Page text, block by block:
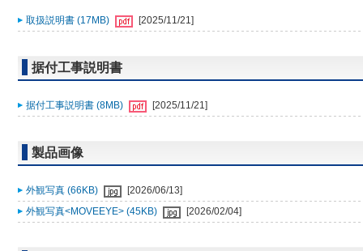
取扱説明書 (17MB) [2025/11/21]
据付工事説明書
据付工事説明書 (8MB) [2025/11/21]
製品画像
外観写真 (66KB)
[2026/06/13]
外観写真<MOVEEYE> (45KB)
[2026/02/04]